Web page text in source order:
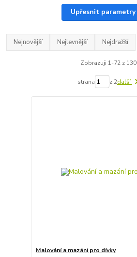
Upřesnit parametry
Nejnovější Nejlevnější Nejdražší
Zobrazuji 1-72 z 130
strana z 2další
Malování a mazání pro dívky